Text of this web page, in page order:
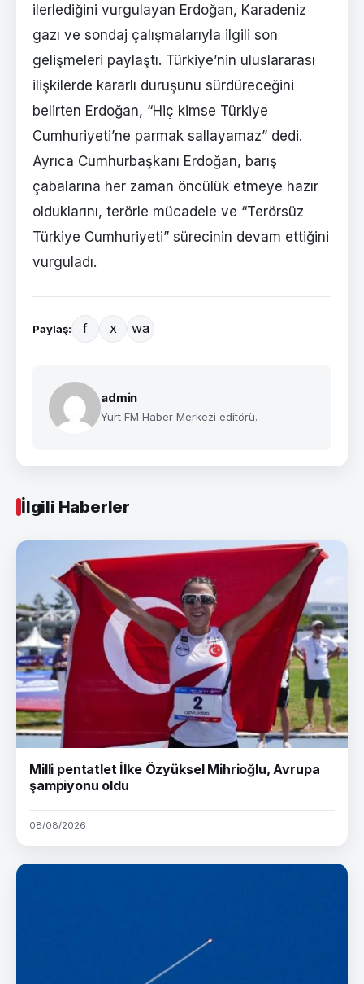
ilerlediğini vurgulayan Erdoğan, Karadeniz
gazı ve sondaj çalışmalarıyla ilgili son
gelişmeleri paylaştı. Türkiye’nin uluslararası
ilişkilerde kararlı duruşunu sürdüreceğini
belirten Erdoğan, “Hiç kimse Türkiye
Cumhuriyeti’ne parmak sallayamaz” dedi.
Ayrıca Cumhurbaşkanı Erdoğan, barış
çabalarına her zaman öncülük etmeye hazır
olduklarını, terörle mücadele ve “Terörsüz
Türkiye Cumhuriyeti” sürecinin devam ettiğini
vurguladı.
Paylaş: f x wa
admin
Yurt FM Haber Merkezi editörü.
İlgili Haberler
Milli pentatlet İlke Özyüksel Mihrioğlu, Avrupa
şampiyonu oldu
08/08/2026